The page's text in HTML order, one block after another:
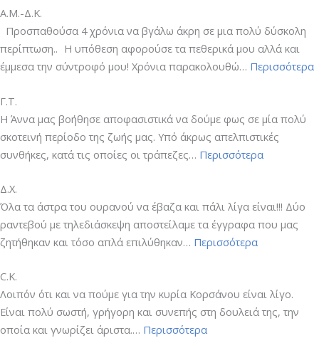
Α.Μ.-Δ.Κ.
Προσπαθούσα 4 χρόνια να βγάλω άκρη σε μια πολύ δύσκολη
περίπτωση.. Η υπόθεση αφορούσε τα πεθερικά μου αλλά και
έμμεσα την σύντροφό μου! Χρόνια παρακολουθώ… Περισσότερα
Γ.Τ.
Η Άννα μας βοήθησε αποφασιστικά να δούμε φως σε μία πολύ
σκοτεινή περίοδο της ζωής μας. Υπό άκρως απελπιστικές
συνθήκες, κατά τις οποίες οι τράπεζες… Περισσότερα“Γ.Τ.”
Δ.Χ.
Όλα τα άστρα του ουρανού να έβαζα και πάλι λίγα είναι!!! Δύο
ραντεβού με τηλεδιάσκεψη αποστείλαμε τα έγγραφα που μας
ζητήθηκαν και τόσο απλά επιλύθηκαν… Περισσότερα“Δ.Χ.”
C.K.
Λοιπόν ότι και να πούμε για την κυρία Κορσάνου είναι λίγο.
Είναι πολύ σωστή, γρήγορη και συνεπής στη δουλειά της, την
οποία και γνωρίζει άριστα.… Περισσότερα“C.K.”